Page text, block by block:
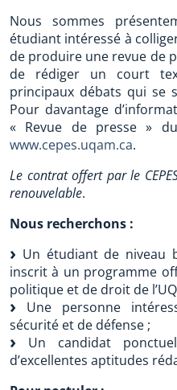
Nous sommes
étudiant intéressé à
de produire une revue de
de rédiger un court
principaux débats qui se
Pour davantage
« Revue de presse »
www.cepes.uqam.ca.
Le contrat offert par le
renouvelable.
Nous recherchons :
Un étudiant de niveau
inscrit à un programme
politique et de droit de
Une personne
sécurité et de défense ;
Un candidat
d’excellentes aptitudes